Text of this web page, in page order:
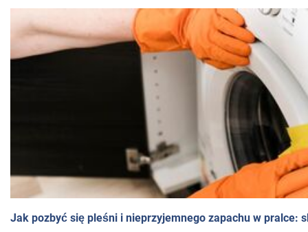
Jak pozbyć się pleśni i nieprzyjemnego zapachu w pralce: